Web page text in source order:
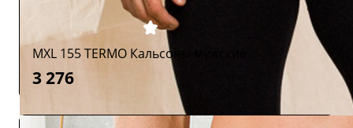
MXL 155 TERMO Кальсоны мужские
3 276